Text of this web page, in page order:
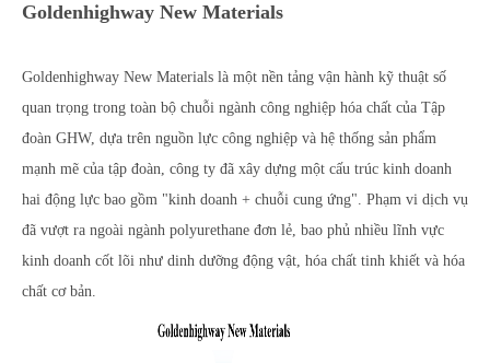
Goldenhighway New Materials
Goldenhighway New Materials là một nền tảng vận hành kỹ thuật số
quan trọng trong toàn bộ chuỗi ngành công nghiệp hóa chất của Tập
đoàn GHW, dựa trên nguồn lực công nghiệp và hệ thống sản phẩm
mạnh mẽ của tập đoàn, công ty đã xây dựng một cấu trúc kinh doanh
hai động lực bao gồm "kinh doanh + chuỗi cung ứng". Phạm vi dịch vụ
đã vượt ra ngoài ngành polyurethane đơn lẻ, bao phủ nhiều lĩnh vực
kinh doanh cốt lõi như dinh dưỡng động vật, hóa chất tinh khiết và hóa
chất cơ bản.